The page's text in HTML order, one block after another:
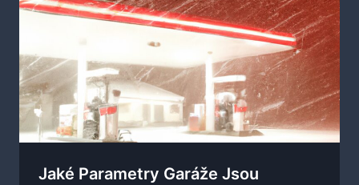
Jaké Parametry Garáže Jsou